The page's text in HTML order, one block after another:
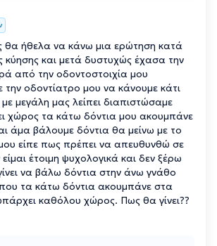
ήθελα να κάνω μια ερώτηση κατά
κύησης και μετά δυστυχώς έχασα την
από την οδοντοστοιχία μου
οδοντίατρο μου να κάνουμε κάτι
μεγάλη μας λείπει διαπιστώσαμε
χώρος τα κάτω δόντια μου ακουμπάνε
άμα βάλουμε δόντια θα μείνω με το
είπε πως πρέπει να απευθυνθώ σε
έτοιμη ψυχολογικά και δεν ξέρω
να βάλω δόντια στην άνω γνάθο
τα κάτω δόντια ακουμπάνε στα
καθόλου χώρος. Πως θα γίνει??